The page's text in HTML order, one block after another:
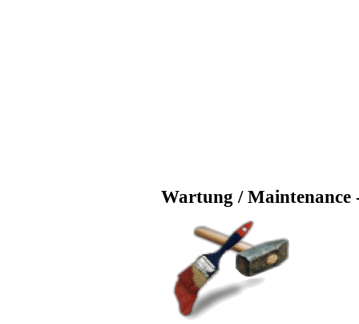
Wartung / Maintenance